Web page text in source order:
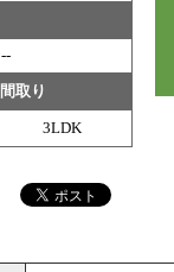
--
間取り
3LDK